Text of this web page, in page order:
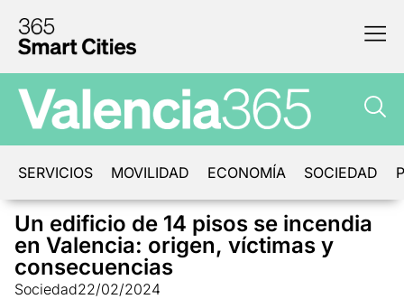
SERVICIOS MOVILIDAD ECONOMÍA SOCIEDAD
Un edificio de 14 pisos se incendia
en Valencia: origen, víctimas y
consecuencias
Sociedad22/02/2024